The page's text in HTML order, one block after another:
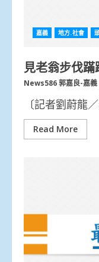
嘉義 地方.社會
見老翁步伐
News586 郭嘉良-嘉義
〔記者劉蔚龍
Read More